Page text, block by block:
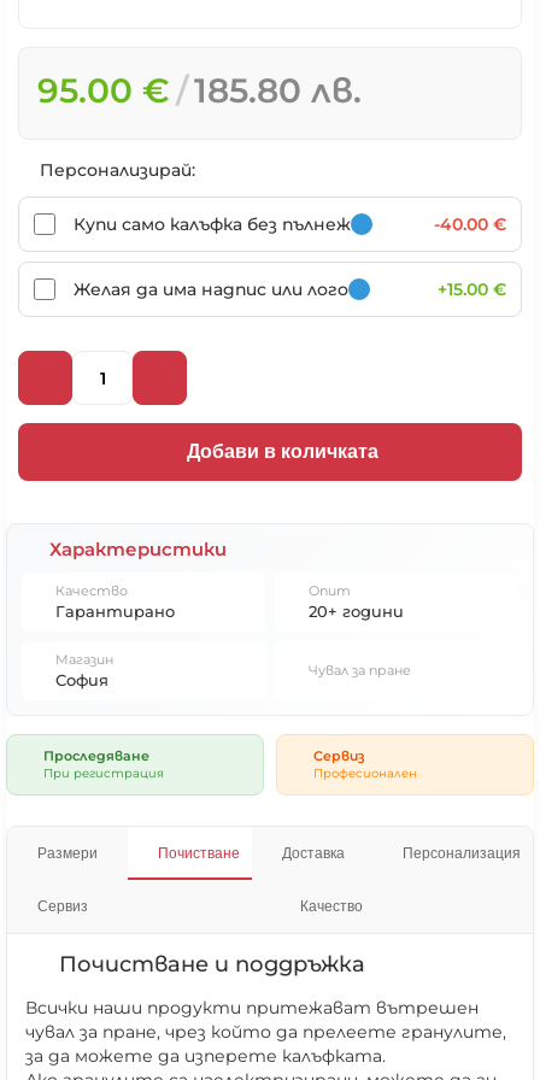
95.00 € 185.80 лв.
Персонализирай:
Купи само калъфка без пълнеж -40.00 €
Желая да има надпис или лого +15.00 €
Добави в количката
Характеристики
Качество
Гарантирано
Опит
20+ години
Магазин
София Чувал за пране
Проследяване
При регистрация
Сервиз
Професионален
Размери Почистване Доставка Персонализация
Сервиз Качество
Почистване и поддръжка
Всички наши продукти притежават вътрешен
чувал за пране, чрез който да прелеете гранулите,
за да можете да изперете калъфката.